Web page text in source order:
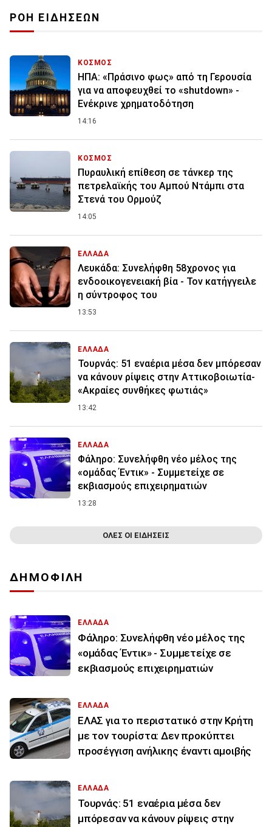
ΡΟΗ ΕΙΔΗΣΕΩΝ
ΚΟΣΜΟΣ
ΗΠΑ: «Πράσινο φως» από τη Γερουσία
για να αποφευχθεί το «shutdown» -
Ενέκρινε χρηματοδότηση
14:16
ΚΟΣΜΟΣ
Πυραυλική επίθεση σε τάνκερ της
πετρελαϊκής του Αμπού Ντάμπι στα
Στενά του Ορμούζ
14:05
ΕΛΛΑΔΑ
Λευκάδα: Συνελήφθη 58χρονος για
ενδοοικογενειακή βία - Τον κατήγγειλε
η σύντροφος του
13:53
ΕΛΛΑΔΑ
Τουρνάς: 51 εναέρια μέσα δεν μπόρεσαν
να κάνουν ρίψεις στην Αττικοβοιωτία-
«Ακραίες συνθήκες φωτιάς»
13:42
ΕΛΛΑΔΑ
Φάληρο: Συνελήφθη νέο μέλος της
«ομάδας Έντικ» - Συμμετείχε σε
εκβιασμούς επιχειρηματιών
13:28
ΟΛΕΣ ΟΙ ΕΙΔΗΣΕΙΣ
ΔΗΜΟΦΙΛΗ
ΕΛΛΑΔΑ
Φάληρο: Συνελήφθη νέο μέλος της
«ομάδας Έντικ» - Συμμετείχε σε
εκβιασμούς επιχειρηματιών
ΕΛΛΑΔΑ
ΕΛΑΣ για το περιστατικό στην Κρήτη
με τον τουρίστα: Δεν προκύπτει
προσέγγιση ανήλικης έναντι αμοιβής
ΕΛΛΑΔΑ
Τουρνάς: 51 εναέρια μέσα δεν
μπόρεσαν να κάνουν ρίψεις στην